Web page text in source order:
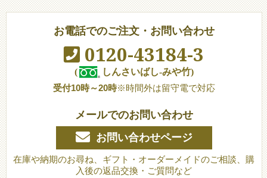
お電話でのご注文・お問い合わせ
0120-43184-3
(
しんさいばし-みや竹)
受付10時～20時※時間外は留守電で対応
メールでのお問い合わせ
お問い合わせページ
在庫や納期のお尋ね、ギフト・オーダーメイドのご相談、購
入後の返品交換・ご質問など